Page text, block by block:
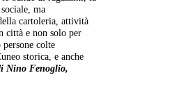
ma
cartoleria, attività
città e non solo per
colte
storica, e anche
Nino Fenoglio,